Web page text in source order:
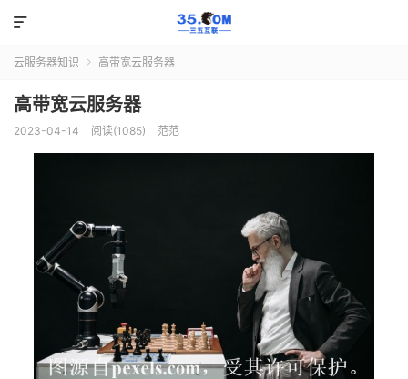

云服务器知识  高带宽云服务器
高带宽云服务器
2023-04-14 阅读(1085) 范范